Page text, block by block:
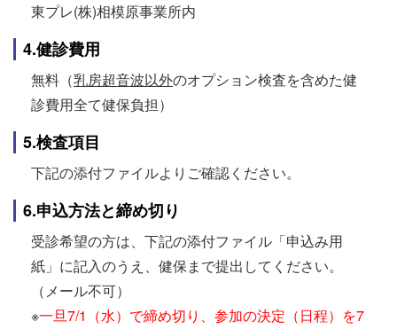
東プレ(株)相模原事業所内
4.健診費用
無料（乳房超音波以外のオプション検査を含めた健
診費用全て健保負担）
5.検査項目
下記の添付ファイルよりご確認ください。
6.申込方法と締め切り
受診希望の方は、下記の添付ファイル「申込み用
紙」に記入のうえ、健保まで提出してください。
（メール不可）
※一旦7/1（水）で締め切り、参加の決定（日程）を7